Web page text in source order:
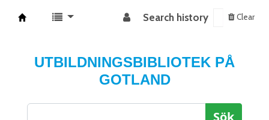
Search history Clear
UTBILDNINGSBIBLIOTEK PÅ
GOTLAND